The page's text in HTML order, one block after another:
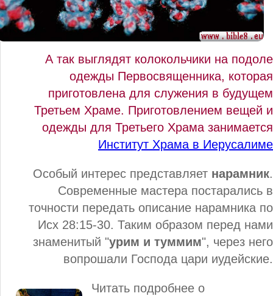
А так выглядят колокольчики на подоле
одежды Первосвященника, которая
приготовлена для служения в будущем
Третьем Храме. Приготовлением вещей и
одежды для Третьего Храма занимается
Институт Храма в Иерусалиме
Особый интерес представляет нарамник.
Современные мастера постарались в
точности передать описание нарамника по
Исх 28:15-30. Таким образом перед нами
знаменитый "урим и туммим", через него
вопрошали Господа цари иудейские.
Читать подробнее о